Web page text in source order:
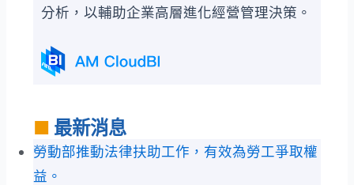
分析，以輔助企業高層進化經營管理決策。
■ 最新消息
勞動部推動法律扶助工作，有效為勞工爭取權
益。